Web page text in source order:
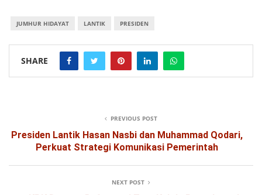
JUMHUR HIDAYAT LANTIK PRESIDEN
SHARE
PREVIOUS POST
Presiden Lantik Hasan Nasbi dan Muhammad Qodari,
Perkuat Strategi Komunikasi Pemerintah
NEXT POST